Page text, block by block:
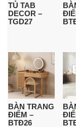
TỦ TAB
DECOR –
TGD27
BÀN TRANG
ĐIỂM –
BTĐ26